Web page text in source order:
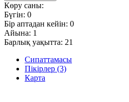
Көру саны:
Бүгін: 0
Бір аптадан кейін: 0
Айына: 1
Барлық уақытта: 21
Сипаттамасы
Пікірлер (3)
Карта